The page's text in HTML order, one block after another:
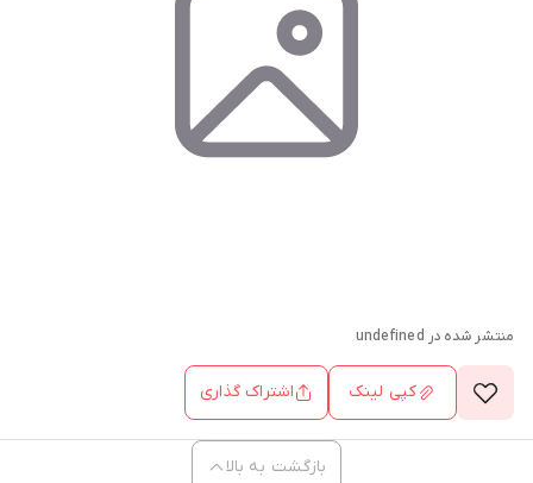
منتشر شده در undefined
کپی لینک اشتراک گذاری
بازگشت به بالا